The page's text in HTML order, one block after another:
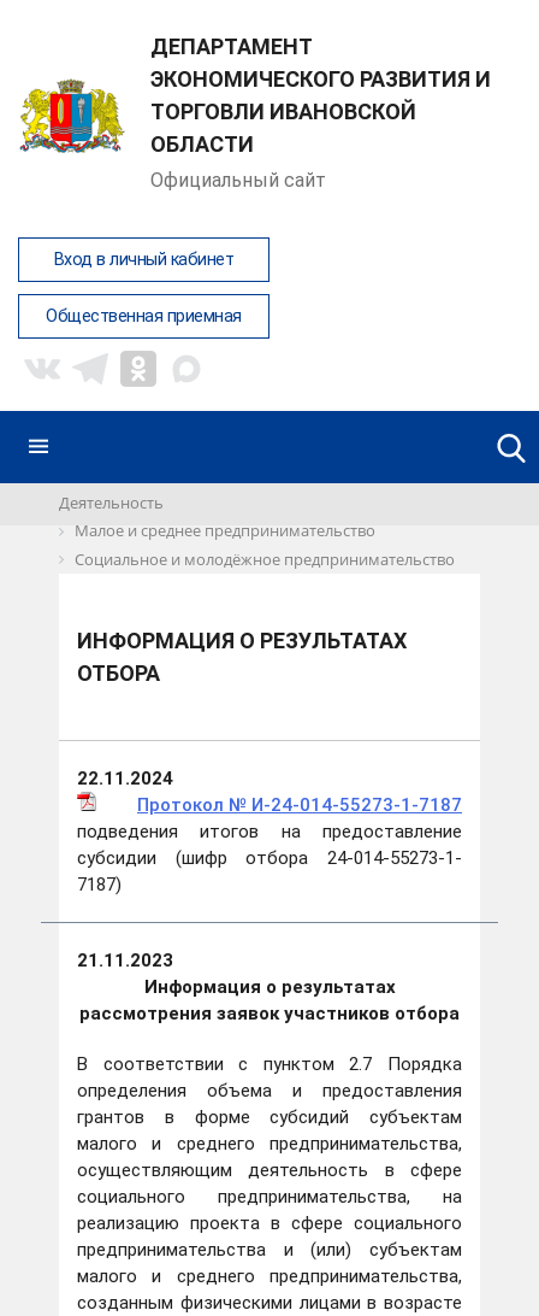
ДЕПАРТАМЕНТ
ЭКОНОМИЧЕСКОГО РАЗВИТИЯ И
ТОРГОВЛИ ИВАНОВСКОЙ
ОБЛАСТИ
Официальный сайт
Вход в личный кабинет
Общественная приемная
Деятельность
Малое и среднее предпринимательство
Социальное и молодёжное предпринимательство
ИНФОРМАЦИЯ О РЕЗУЛЬТАТАХ
ОТБОРА
22.11.2024
Протокол № И-24-014-55273-1-7187
подведения итогов на предоставление
субсидии (шифр отбора 24-014-55273-1-
7187)
21.11.2023
Информация о результатах
рассмотрения заявок участников отбора
В соответствии с пунктом 2.7 Порядка
определения объема и предоставления
грантов в форме субсидий субъектам
малого и среднего предпринимательства,
осуществляющим деятельность в сфере
социального предпринимательства, на
реализацию проекта в сфере социального
предпринимательства и (или) субъектам
малого и среднего предпринимательства,
созданным физическими лицами в возрасте